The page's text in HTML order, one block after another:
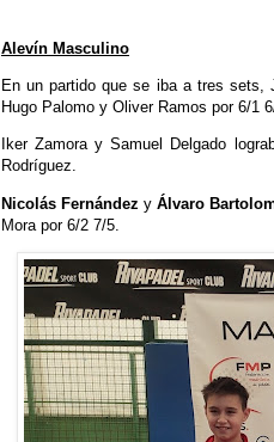
Alevín Masculino
En un partido que se iba a tres sets,
Hugo Palomo y Oliver Ramos por 6/1
Iker Zamora y Samuel Delgado
Rodríguez.
Nicolás Fernández yÁlvaro
Mora por 6/2 7/5.